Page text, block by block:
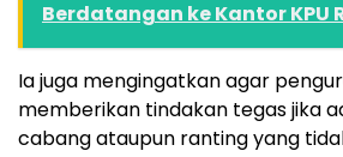
Berdatangan ke Kantor KPU
Ia juga mengingatkan agar
memberikan tindakan tegas jika
cabang ataupun ranting yang